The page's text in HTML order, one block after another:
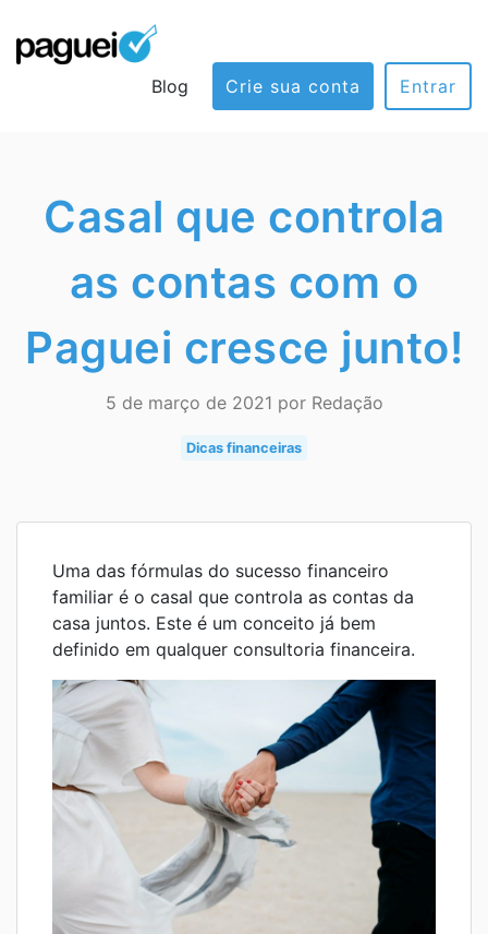
Blog Crie sua conta Entrar
Casal que controla
as contas com o
Paguei cresce junto!
5 de março de 2021 por Redação
Dicas financeiras
Uma das fórmulas do sucesso financeiro
familiar é o casal que controla as contas da
casa juntos. Este é um conceito já bem
definido em qualquer consultoria financeira.